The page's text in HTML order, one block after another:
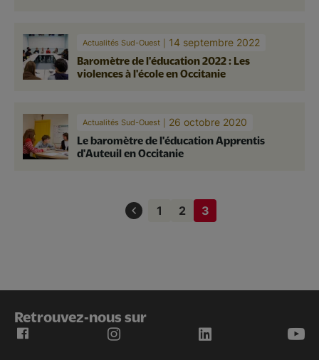
Actualités Sud-Ouest 14 septembre 2022
Baromètre de l'éducation 2022 : Les
violences à l'école en Occitanie
Actualités Sud-Ouest 26 octobre 2020
Le baromètre de l'éducation Apprentis
d'Auteuil en Occitanie
Page
1 Page
2
Page
3
Retrouvez-nous sur